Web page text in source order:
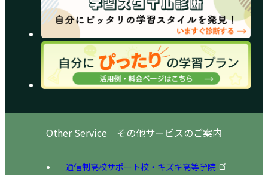
Other Service その他サービスのご案内
通信制高校サポート校・キズキ高等学院